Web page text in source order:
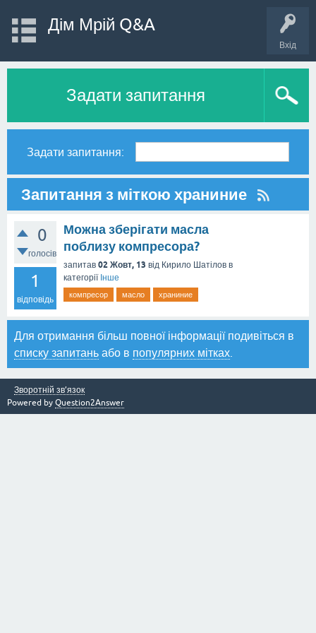
Вхід
Дім Мрій Q&A
Задати запитання
Задати запитання:
Запитання з міткою храниние
0
голосів
1
відповідь
Можна зберігати масла
поблизу компресора?
запитав 02 Жовт, 13 від Кирило Шатілов в
категорії Інше
компресор масло храниние
Для отримання більш повної інформації подивіться в
списку запитань або в популярних мітках
Зворотній зв’язок
Powered by Question2Answer